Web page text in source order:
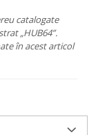
catalogate
„HUB64”.
în acest articol